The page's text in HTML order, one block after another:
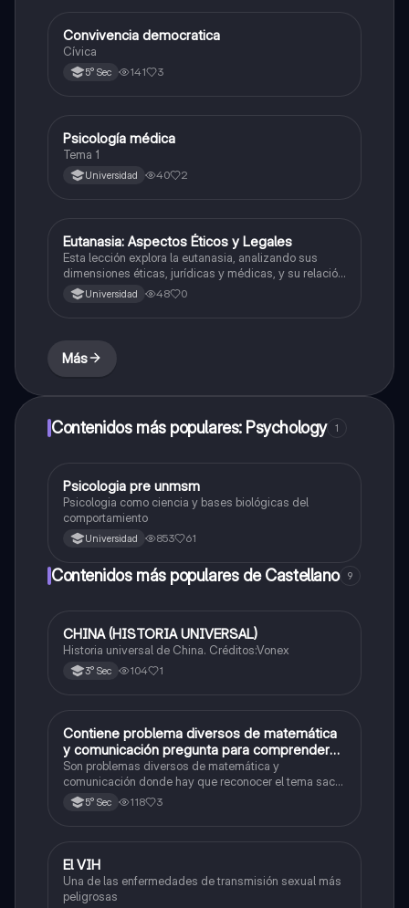
Desarrollo Personal, Ciudadanía y Cívica
Convivencia democratica
Cívica
5° Sec 141 3
Desarrollo Personal, Ciudadanía y Cívica
Psicología médica
Tema 1
Universidad 40 2
Desarrollo Personal, Ciudadanía y Cívica
Eutanasia: Aspectos Éticos y Legales
Esta lección explora la eutanasia, analizando sus
dimensiones éticas, jurídicas y médicas, y su relación
con la autonomía personal y la dignidad humana.
Universidad 48 0
Más
Contenidos más populares: Psychology 1
Ciencias Sociales
Psicologia pre unmsm
Psicologia como ciencia y bases biológicas del
comportamiento
Universidad 853 61
Contenidos más populares de Castellano 9
Castellano
CHINA (HISTORIA UNIVERSAL)
Historia universal de China. Créditos:Vonex
3° Sec 104 1
Matemáticas
Contiene problema diversos de matemática
y comunicación pregunta para comprender
formulario y datos
Son problemas diversos de matemática y
comunicación donde hay que reconocer el tema sacar
las fórmulas y los trucos para comprender y resolver
5° Sec 118 3
Desarrollo Personal, Ciudadanía y Cívica
El VIH
Una de las enfermedades de transmisión sexual más
peligrosas